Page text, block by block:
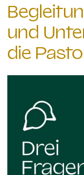
und
die